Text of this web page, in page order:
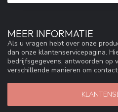
MEER INFORMATIE
Als u vragen hebt over onze
dan onze klantenservicepagina.
bedrijfsgegevens, antwoorden op
verschillende manieren om